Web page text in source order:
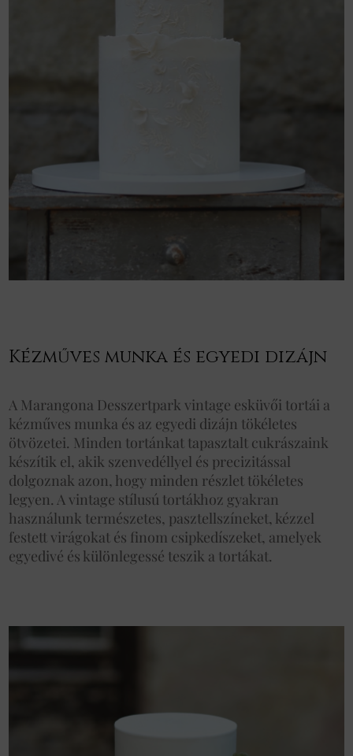
Kézműves munka és egyedi dizájn
A Marangona Desszertpark vintage esküvői tortái a
kézműves munka és az egyedi dizájn tökéletes
ötvözetei. Minden tortánkat tapasztalt cukrászaink
készítik el, akik szenvedéllyel és precizitással
dolgoznak azon, hogy minden részlet tökéletes
legyen. A vintage stílusú tortákhoz gyakran
használunk természetes, pasztellszíneket, kézzel
festett virágokat és finom csipkedíszeket, amelyek
egyedivé és különlegessé teszik a tortákat.